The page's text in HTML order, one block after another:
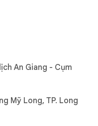
An Giang - Cụm
Mỹ Long, TP. Long